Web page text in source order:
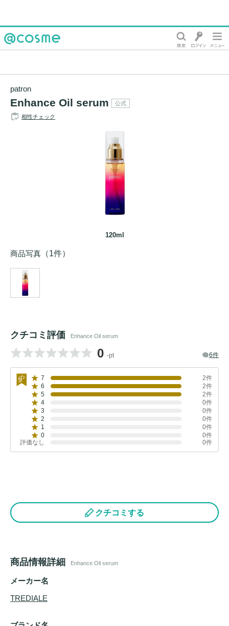
patron
Enhance Oil serum 公式
相性チェック
120ml
商品写真 （1件）
クチコミ評価 Enhance Oil serum
0 -pt 6件
7
2件
6
2件
5
2件
4
0件
3
0件
2
0件
1
0件
0
0件
評価なし
0件
クチコミする
商品情報詳細 Enhance Oil serum
メーカー名
TREDIALE